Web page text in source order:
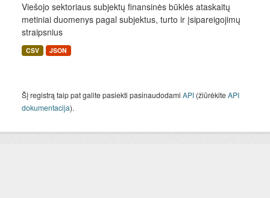
Viešojo sektoriaus subjektų finansinės būklės ataskaitų
metiniai duomenys pagal subjektus, turto ir įsipareigojimų
straipsnius
CSV JSON
Šį registrą taip pat galite pasiekti pasinaudodami API (žiūrėkiteAPI
dokumentacija).